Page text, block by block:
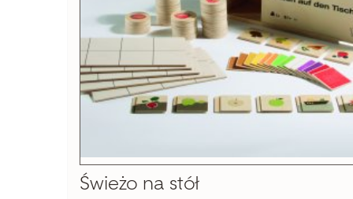
Świeżo na stół